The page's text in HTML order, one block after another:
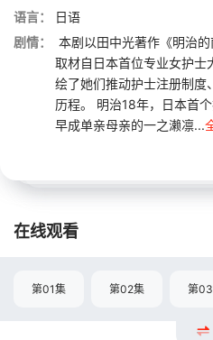
语言：
日语
剧情：
本剧以田中光著作《明治的
取材自日本首位专业女护士
绘了她们推动护士注册制度
历程。 明治18年，日本首
早成单亲母亲的一之濑凛...
在线观看
第01集 第02集 第